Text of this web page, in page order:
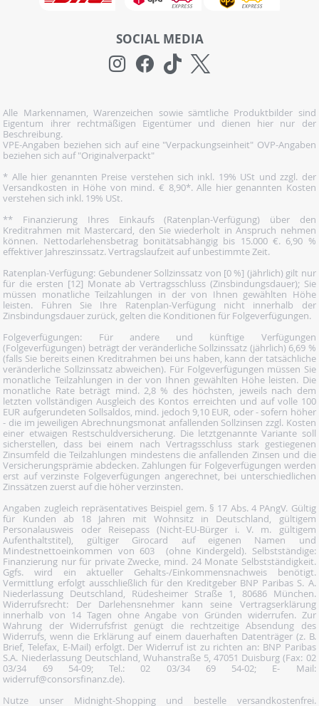
SOCIAL MEDIA
Alle Markennamen, Warenzeichen sowie sämtliche Produktbilder sind
Eigentum ihrer rechtmäßigen Eigentümer und dienen hier nur der
Beschreibung.
VPE-Angaben beziehen sich auf eine "Verpackungseinheit" OVP-Angaben
beziehen sich auf "Originalverpackt"
* Alle hier genannten Preise verstehen sich inkl. 19% USt und zzgl. der
Versandkosten in Höhe von mind. € 8,90*. Alle hier genannten Kosten
verstehen sich inkl. 19% USt.
** Finanzierung Ihres Einkaufs (Ratenplan-Verfügung) über den
Kreditrahmen mit Mastercard, den Sie wiederholt in Anspruch nehmen
können. Nettodarlehensbetrag bonitätsabhängig bis 15.000 €. 6,90 %
effektiver Jahreszinssatz. Vertragslaufzeit auf unbestimmte Zeit.
Ratenplan-Verfügung: Gebundener Sollzinssatz von [0 %] (jährlich) gilt nur
für die ersten [12] Monate ab Vertragsschluss (Zinsbindungsdauer); Sie
müssen monatliche Teilzahlungen in der von Ihnen gewählten Höhe
leisten. Führen Sie Ihre Ratenplan-Verfügung nicht innerhalb der
Zinsbindungsdauer zurück, gelten die Konditionen für Folgeverfügungen.
Folgeverfügungen: Für andere und künftige Verfügungen
(Folgeverfügungen) beträgt der veränderliche Sollzinssatz (jährlich) 6,69 %
(falls Sie bereits einen Kreditrahmen bei uns haben, kann der tatsächliche
veränderliche Sollzinssatz abweichen). Für Folgeverfügungen müssen Sie
monatliche Teilzahlungen in der von Ihnen gewählten Höhe leisten. Die
monatliche Rate beträgt mind. 2,8 % des höchsten, jeweils nach dem
letzten vollständigen Ausgleich des Kontos erreichten und auf volle 100
EUR aufgerundeten Sollsaldos, mind. jedoch 9,10 EUR, oder - sofern höher
- die im jeweiligen Abrechnungsmonat anfallenden Sollzinsen zzgl. Kosten
einer etwaigen Restschuldversicherung. Die letztgenannte Variante soll
sicherstellen, dass bei einem nach Vertragsschluss stark gestiegenen
Zinsumfeld die Teilzahlungen mindestens die anfallenden Zinsen und die
Versicherungsprämie abdecken. Zahlungen für Folgeverfügungen werden
erst auf verzinste Folgeverfügungen angerechnet, bei unterschiedlichen
Zinssätzen zuerst auf die höher verzinsten.
Angaben zugleich repräsentatives Beispiel gem. § 17 Abs. 4 PAngV. Gültig
für Kunden ab 18 Jahren mit Wohnsitz in Deutschland, gültigem
Personalausweis oder Reisepass (Nicht-EU-Bürger i. V. m. gültigem
Aufenthaltstitel), gültiger Girocard auf eigenen Namen und
Mindestnettoeinkommen von 603  (ohne Kindergeld). Selbstständige:
Finanzierung nur für private Zwecke, mind. 24 Monate Selbstständigkeit.
Ggfs. wird ein aktueller Gehalts-/Einkommensnachweis benötigt.
Vermittlung erfolgt ausschließlich für den Kreditgeber BNP Paribas S. A.
Niederlassung Deutschland, Rüdesheimer Straße 1, 80686 München.
Widerrufsrecht: Der Darlehensnehmer kann seine Vertragserklärung
innerhalb von 14 Tagen ohne Angabe von Gründen widerrufen. Zur
Wahrung der Widerrufsfrist genügt die rechtzeitige Absendung des
Widerrufs, wenn die Erklärung auf einem dauerhaften Datenträger (z. B.
Brief, Telefax, E-Mail) erfolgt. Der Widerruf ist zu richten an: BNP Paribas
S.A. Niederlassung Deutschland, Wuhanstraße 5, 47051 Duisburg (Fax: 02
03/34 69 54-09; Tel.: 02 03/34 69 54-02; E- Mail:
widerruf@consorsfinanz.de).
Nutze unser Midnight-Shopping und bestelle versandkostenfrei.